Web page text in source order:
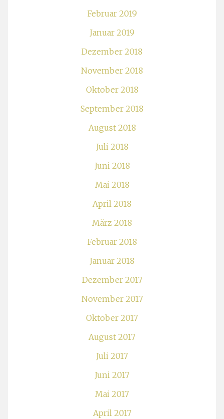
Februar 2019
Januar 2019
Dezember 2018
November 2018
Oktober 2018
September 2018
August 2018
Juli 2018
Juni 2018
Mai 2018
April 2018
März 2018
Februar 2018
Januar 2018
Dezember 2017
November 2017
Oktober 2017
August 2017
Juli 2017
Juni 2017
Mai 2017
April 2017